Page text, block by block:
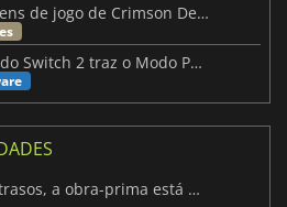
Pearl Abyss revela imagens de jogo de Crimson Desert para a PS5
A atualização da Nintendo Switch 2 traz o Modo Portátil aos jogos mais antigos da Switch
GTA VI: Para além dos atrasos, a obra-prima está quase a chegar